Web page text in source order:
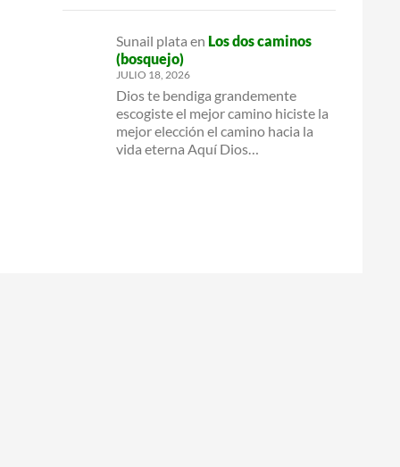
Sunail plata en Los dos caminos
(bosquejo)
JULIO 18, 2026
Dios te bendiga grandemente
escogiste el mejor camino hiciste la
mejor elección el camino hacia la
vida eterna Aquí Dios…